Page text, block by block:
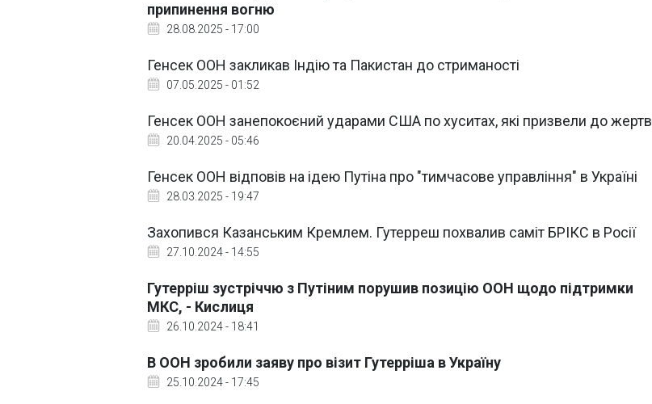
припинення вогню
28.08.2025 - 17:00
Генсек ООН закликав Індію та Пакистан до стриманості
07.05.2025 - 01:52
Генсек ООН занепокоєний ударами США по хуситах, які призвели до жертв
20.04.2025 - 05:46
Генсек ООН відповів на ідею Путіна про "тимчасове управління" в Україні
28.03.2025 - 19:47
Захопився Казанським Кремлем. Гутерреш похвалив саміт БРІКС в Росії
27.10.2024 - 14:55
Гутерріш зустріччю з Путіним порушив позицію ООН щодо підтримки
МКС, - Кислиця
26.10.2024 - 18:41
В ООН зробили заяву про візит Гутерріша в Україну
25.10.2024 - 17:45